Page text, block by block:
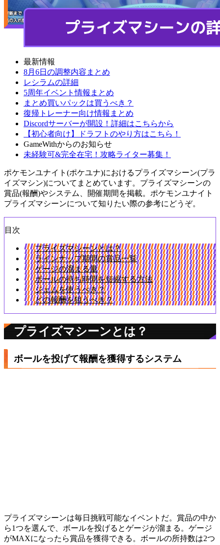
最新情報
8月6日の調整内容まとめ
レシラムの詳細
5周年イベント情報まとめ
まとめ買いパックは買うべき？
復帰トレーナー向け情報まとめ
Discordサーバーが開設！詳細はこちらから
【初心者向け】ドラフトのやり方はこちら！
GameWithからのお知らせ
未経験可&完全在宅！攻略ライター募集！
ポケモンユナイト(ポケユナ)におけるプライズマシーン(プラ
イズマシン)についてまとめています。プライズマシーンの
賞品(報酬)やシステム、開催期間を掲載。ポケモンユナイト
プライズマシーンについて知りたい際の参考にどうぞ。
目次
プライズマシーンとは？
ラインナップ期間の賞品一覧
ゲージの溜まる量
ボールの待ち時間を短縮する方法
ジェムを使うべき？
どの報酬を狙うべき？
プライズマシーンとは？
ボールを投げて報酬を獲得するシステム
プライズマシーンは毎日挑戦可能なイベントだ。賞品の中か
ら1つを選んで、ボールを投げるとゲージが溜まる。ゲージ
がMAXになったら賞品を獲得できる。ボールの所持数は2つ